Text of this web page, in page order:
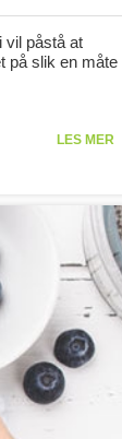
vil påstå at
på slik en måte
LES MER